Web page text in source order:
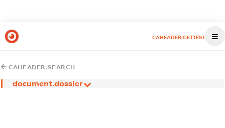
CAHEADER.GETTEST
CAHEADER.SEARCH
document.dossier